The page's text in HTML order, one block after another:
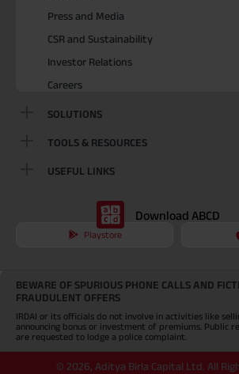
Press and Media
CSR and Sustainability
Investor Relations
Careers
SOLUTIONS
TOOLS & RESOURCES
USEFUL LINKS
Download ABCD
Playstore
BEWARE OF SPURIOUS PHONE CALLS AND
FRAUDULENT OFFERS
IRDAI or its officials do not involve in activities like
announcing bonus or investment of premiums. Public
are requested to lodge a police complaint.
© 2026, Aditya Birla Capital Ltd. All